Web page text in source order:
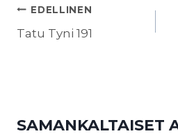
ARTIKKELIEN
SELAUS
EDELLINEN
Tatu Tyni 191
SAMANKALTAISET